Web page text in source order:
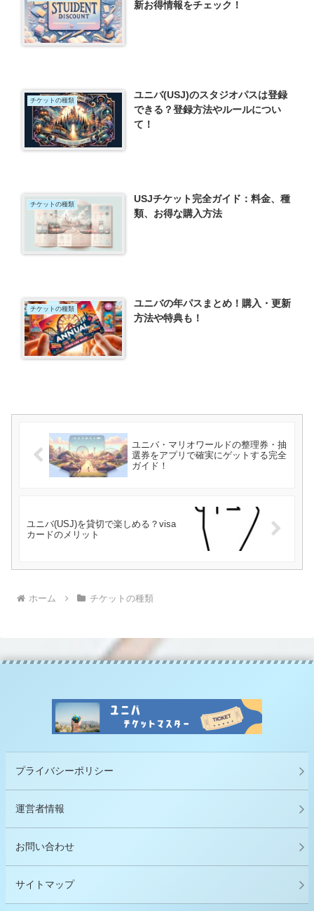
新お得情報をチェック！
チケットの種類
ユニバ(USJ)のスタジオパスは登録
できる？登録方法やルールについ
て！
チケットの種類
USJチケット完全ガイド：料金、種
類、お得な購入方法
チケットの種類
ユニバの年パスまとめ！購入・更新
方法や特典も！
ユニバ・マリオワールドの整理券・抽
選券をアプリで確実にゲットする完全
ガイド！
ユニバ(USJ)を貸切で楽しめる？visa
カードのメリット
ホーム チケットの種類
プライバシーポリシー
運営者情報
お問い合わせ
サイトマップ